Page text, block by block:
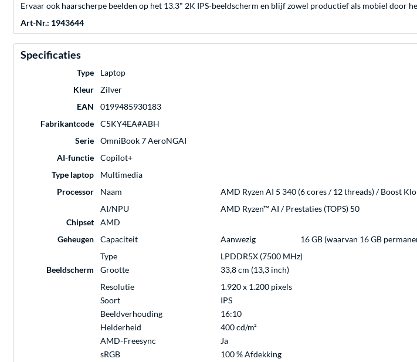
Ervaar ook haarscherpe beelden op het 13.3" 2K IPS-beeldscherm en blijf zowel productief als mobiel door
Art-Nr.: 1943644
Specificaties
Type
Laptop
Kleur
Zilver
EAN
0199485930183
Fabrikantcode
C5KY4EA#ABH
Serie
OmniBook 7 AeroNGAI
AI-functie
Copilot+
Type laptop
Multimedia
Processor
Naam
AMD Ryzen AI 5 340 (6 cores / 12 threads) / Boost
AI/NPU
AMD Ryzen™ AI / Prestaties (TOPS) 50
Chipset
AMD
Geheugen
Capaciteit Aanwezig
16 GB (waarvan 16 GB
Type
LPDDR5X (7500 MHz)
Beeldscherm
Grootte
33,8 cm (13,3 inch)
Resolutie
1.920 x 1.200 pixels
Soort
IPS
Beeldverhouding
16:10
Helderheid
400 cd/m²
AMD-Freesync
Ja
sRGB
100 % Afdekking